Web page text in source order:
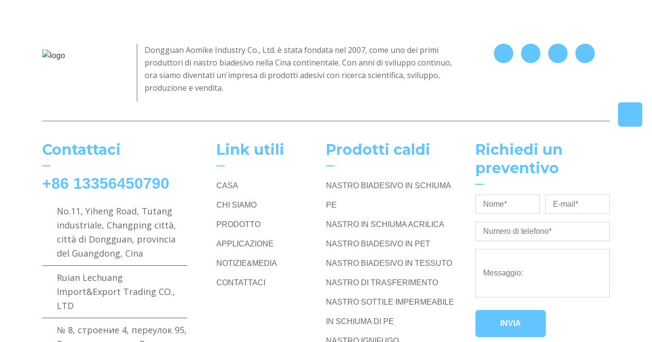
Dongguan Aomike Industry Co., Ltd. è stata fondata nel 2007, come uno dei primi
produttori di nastro biadesivo nella Cina continentale. Con anni di sviluppo continuo,
ora siamo diventati un'impresa di prodotti adesivi con ricerca scientifica, sviluppo,
produzione e vendita.
Contattaci
+86 13356450790
No.11, Yiheng Road, Tutang
industriale, Changping città,
città di Dongguan, provincia
del Guangdong, Cina
Ruian Lechuang
Import&Export Trading CO.,
LTD
№ 8, строение 4, переулок 95,
Link utili
CASA
CHI SIAMO
PRODOTTO
APPLICAZIONE
NOTIZIE&MEDIA
CONTATTACI
Prodotti caldi
NASTRO BIADESIVO IN SCHIUMA
PE
NASTRO IN SCHIUMA ACRILICA
NASTRO BIADESIVO IN PET
NASTRO BIADESIVO IN TESSUTO
NASTRO DI TRASFERIMENTO
NASTRO SOTTILE IMPERMEABILE
IN SCHIUMA DI PE
Richiedi un
preventivo
INVIA